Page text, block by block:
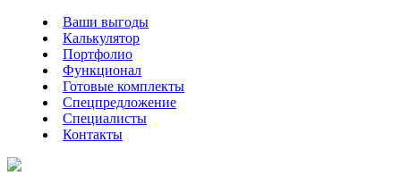
Ваши выгоды
Калькулятор
Портфолио
Функционал
Готовые комплекты
Спецпредложение
Специалисты
Контакты